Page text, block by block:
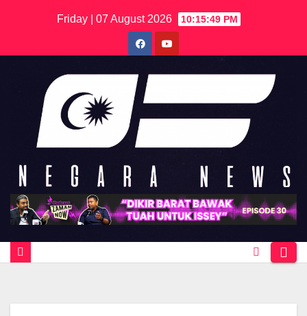
Friday | 07 August 2026 10:15:49 PM